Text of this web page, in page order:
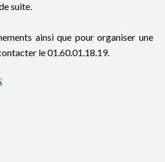
suite.
ainsi que pour organiser une
le 01.60.01.18.19.